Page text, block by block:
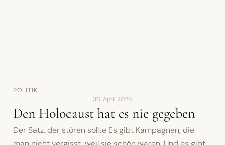
POLITIK,
30. April 2026
Den Holocaust hat es nie gegeben
Der Satz, der stören sollte Es gibt Kampagnen, die